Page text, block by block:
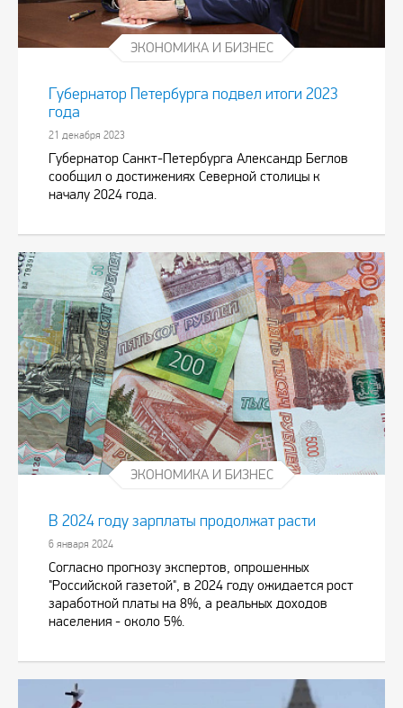
ЭКОНОМИКА И БИЗНЕС
Губернатор Петербурга подвел итоги 2023
года
21 декабря 2023
Губернатор Санкт-Петербурга Александр Беглов
сообщил о достижениях Северной столицы к
началу 2024 года.
ЭКОНОМИКА И БИЗНЕС
В 2024 году зарплаты продолжат расти
6 января 2024
Согласно прогнозу экспертов, опрошенных
"Российской газетой", в 2024 году ожидается рост
заработной платы на 8%, а реальных доходов
населения - около 5%.